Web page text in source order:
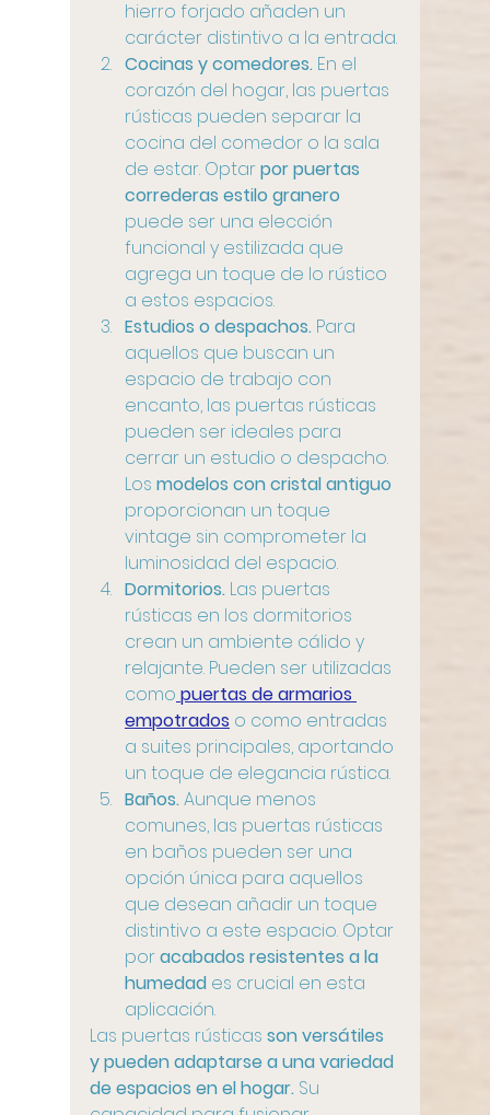
hierro forjado añaden un
carácter distintivo a la entrada.
Cocinas y comedores. En el
corazón del hogar, las puertas
rústicas pueden separar la
cocina del comedor o la sala
de estar. Optar por puertas
correderas estilo granero
puede ser una elección
funcional y estilizada que
agrega un toque de lo rústico
a estos espacios.
Estudios o despachos. Para
aquellos que buscan un
espacio de trabajo con
encanto, las puertas rústicas
pueden ser ideales para
cerrar un estudio o despacho.
Los modelos con cristal antiguo
proporcionan un toque
vintage sin comprometer la
luminosidad del espacio.
Dormitorios. Las puertas
rústicas en los dormitorios
crean un ambiente cálido y
relajante. Pueden ser utilizadas
como puertas de armarios
empotrados o como entradas
a suites principales, aportando
un toque de elegancia rústica.
Baños. Aunque menos
comunes, las puertas rústicas
en baños pueden ser una
opción única para aquellos
que desean añadir un toque
distintivo a este espacio. Optar
por acabados resistentes a la
humedad es crucial en esta
aplicación.
Las puertas rústicas son versátiles
y pueden adaptarse a una variedad
de espacios en el hogar. Su